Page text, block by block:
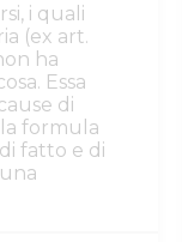
i quali
(ex art.
ha
Essa
di
formula
fatto e di